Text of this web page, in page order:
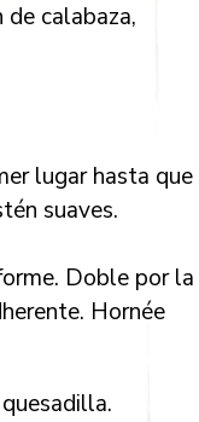
calabaza,
lugar hasta que
suaves.
Doble por la
Hornée